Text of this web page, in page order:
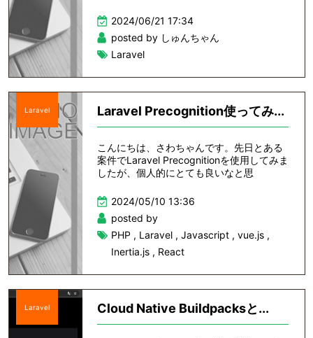
2024/06/21 17:34
posted by しゅんちゃん
Laravel
Laravel Laravel Precognition使ってみ...
こんにちは、さわちゃんです。先日とある
案件でLaravel Precognitionを使用してみま
したが、個人的にとても良いなと思
2024/05/10 13:36
posted by
PHP , Laravel, Javascript, vue.js,
Inertia.js, React
Laravel Cloud Native Buildpacksと...